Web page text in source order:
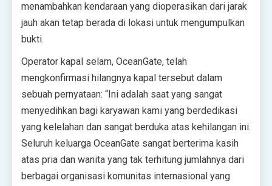
menambahkan kendaraan yang dioperasikan dari jarak
jauh akan tetap berada di lokasi untuk mengumpulkan
bukti.
Operator kapal selam, OceanGate, telah
mengkonfirmasi hilangnya kapal tersebut dalam
sebuah pernyataan: “Ini adalah saat yang sangat
menyedihkan bagi karyawan kami yang berdedikasi
yang kelelahan dan sangat berduka atas kehilangan ini.
Seluruh keluarga OceanGate sangat berterima kasih
atas pria dan wanita yang tak terhitung jumlahnya dari
berbagai organisasi komunitas internasional yang